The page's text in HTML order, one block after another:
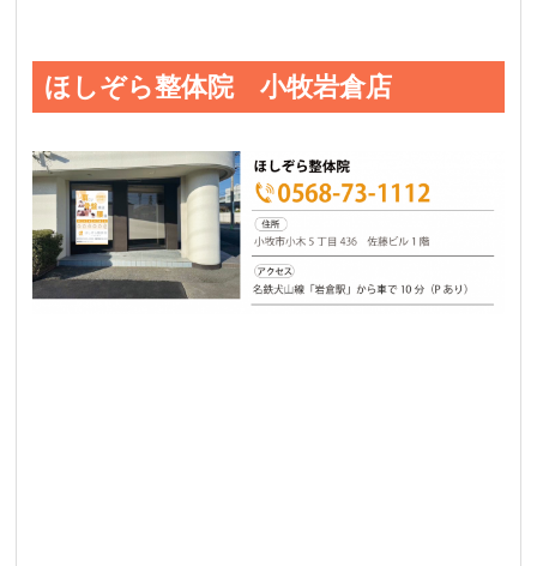
ほしぞら整体院 小牧岩倉店